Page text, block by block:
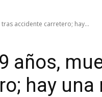
accidente carretero; hay...
años,
hay una